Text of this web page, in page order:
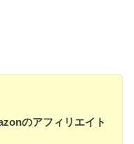
のアフィリエイト